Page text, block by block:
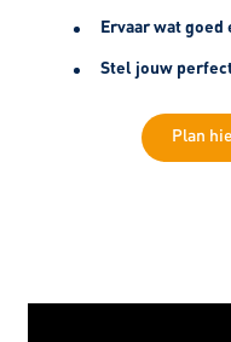
Ervaar wat
Stel jouw
Plan